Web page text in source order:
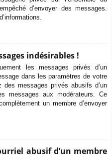
d’envoyer des messages.
indésirables !
les messages privés d’un
dans les paramètres de votre
messages privés abusifs d’un
messages aux modérateurs. Ce
un membre d’envoyer
abusif d’un membre